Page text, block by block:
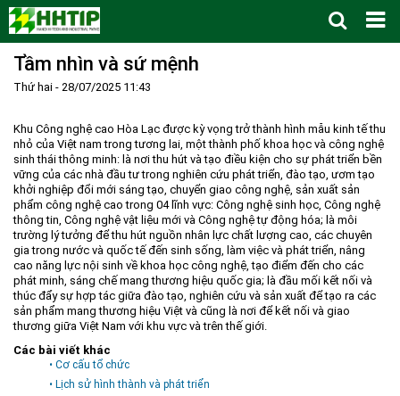
Trang Chủ
Giới thiệu
Tầm nhìn - Sứ mệnh
Lãnh đạo Ban Quản lý
Cơ cấu tổ chức
Chức năng, nhiệm vụ
▼
Ban Quản lý Khu
Chính sách mới
Doanh nghiệp
Hợp tác quốc tế
Đào tạo và Nghiên cứu
Cách mạng công nghiệp lần thứ 4
Quy hoạch ▼
Quy hoạch tổng thể
Quy hoạch khu chức năng
Ưu thế ▼
Vị trí
Cơ sở hạ tầng
Cơ chế ưu đãi đầu tư
Cơ chế Một cửa
Nguồn nhân lực
Nhà đầu tư
Hướng dẫn đầu tư ▼
Trình tự, thủ tục đầu tư
Tiêu chí đầu tư
Lĩnh vực đầu tư
Quản lý và vận hành dự án đầu tư
Văn bản pháp luật
Các thủ tục hành chính
Doanh nghiệp
Đất đai
Đầu tư
Thông báo ▼
Thông báo chung
Tuyển dụng
Công khai ngân sách
Dữ liệu mở
FAQs
Liên hệ - Liên kết
Tầm nhìn và sứ mệnh
Thứ hai - 28/07/2025 11:43
Khu Công nghệ cao Hòa Lạc được kỳ vọng trở thành hình mẫu kinh tế thu
nhỏ của Việt nam trong tương lai, một thành phố khoa học và công nghệ
sinh thái thông minh: là nơi thu hút và tạo điều kiện cho sự phát triển bền
vững của các nhà đầu tư trong nghiên cứu phát triển, đào tạo, ươm tạo
khởi nghiệp đổi mới sáng tạo, chuyển giao công nghệ, sản xuất sản
phẩm công nghệ cao trong 04 lĩnh vực: Công nghệ sinh học, Công nghệ
thông tin, Công nghệ vật liệu mới và Công nghệ tự động hóa; là môi
trường lý tưởng để thu hút nguồn nhân lực chất lượng cao, các chuyên
gia trong nước và quốc tế đến sinh sống, làm việc và phát triển, nâng
cao năng lực nội sinh về khoa học công nghệ, tạo điểm đến cho các
phát minh, sáng chế mang thương hiệu quốc gia; là đầu mối kết nối và
thúc đẩy sự hợp tác giữa đào tạo, nghiên cứu và sản xuất để tạo ra các
sản phẩm mang thương hiệu Việt và cũng là nơi để kết nối và giao
thương giữa Việt Nam với khu vực và trên thế giới.
Các bài viết khác
• Cơ cấu tổ chức
• Lịch sử hình thành và phát triển